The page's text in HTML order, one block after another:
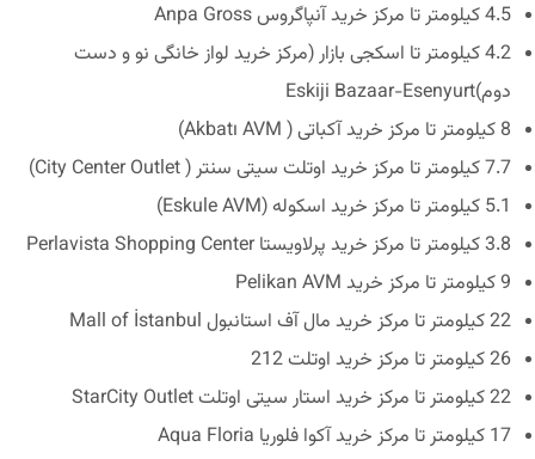
4.5 کیلومتر تا مرکز خرید آنپاگروس Anpa Gross
4.2 کیلومتر تا اسکجی بازار (مرکز خرید لواز خانگی نو و دست
دوم)Eskiji Bazaar-Esenyurt
8 کیلومتر تا مرکز خرید آکباتی ( Akbatı AVM)
7.7 کیلومتر تا مرکز خرید اوتلت سیتی سنتر ( City Center Outlet)
5.1 کیلومتر تا مرکز خرید اسکوله (Eskule AVM)
3.8 کیلومتر تا مرکز خرید پرلاویستا Perlavista Shopping Center
9 کیلومتر تا مرکز خرید Pelikan AVM
22 کیلومتر تا مرکز خرید مال آف استانبول Mall of İstanbul
26 کیلومتر تا مرکز خرید اوتلت 212
22 کیلومتر تا مرکز خرید استار سیتی اوتلت StarCity Outlet
17 کیلومتر تا مرکز خرید آکوا فلوریا Aqua Floria